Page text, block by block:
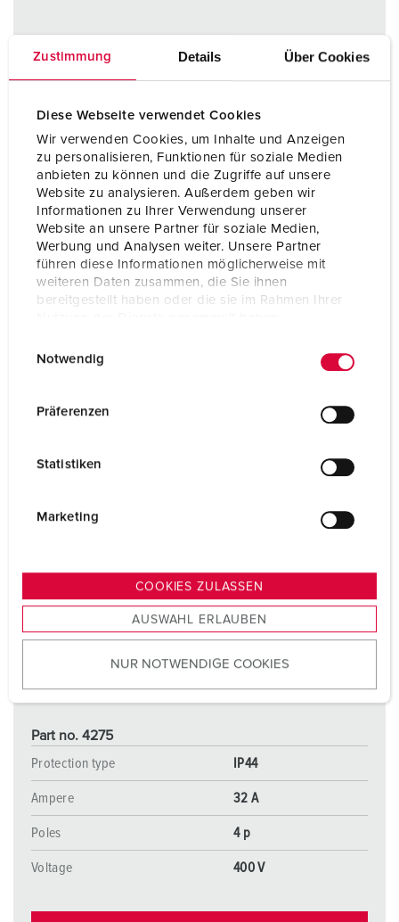
Zustimmung Details Über Cookies
Diese Webseite verwendet Cookies
Wir verwenden Cookies, um Inhalte und Anzeigen
zu personalisieren, Funktionen für soziale Medien
anbieten zu können und die Zugriffe auf unsere
Website zu analysieren. Außerdem geben wir
Informationen zu Ihrer Verwendung unserer
Website an unsere Partner für soziale Medien,
Werbung und Analysen weiter. Unsere Partner
führen diese Informationen möglicherweise mit
weiteren Daten zusammen, die Sie ihnen
bereitgestellt haben oder die sie im Rahmen Ihrer
s
u
w
Notwendig
Präferenzen
Statistiken
Marketing
COOKIES ZULASSEN
AUSWAHL ERLAUBEN
NUR NOTWENDIGE COOKIES
Ampere 16 A
Poles 3 p
Voltage 230 V
TO THE PRODUCT
Part no. 4275
Protection type
IP44
Ampere 32 A
Poles 4 p
Voltage 400 V